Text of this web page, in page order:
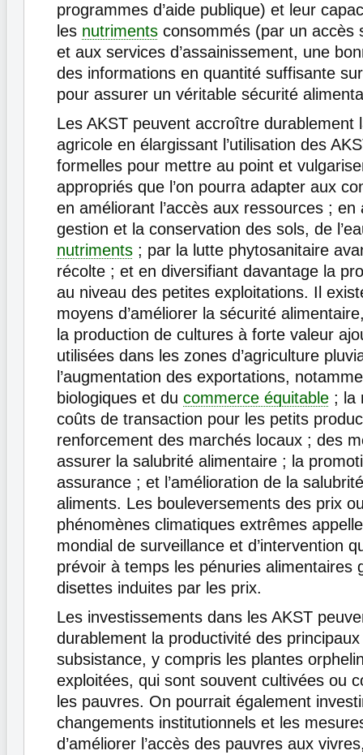
programmes d’aide publique) et leur
les nutriments consommés (par un accès
et aux services d’assainissement, une
des informations en quantité suffisante
pour assurer un véritable sécurité
Les AKST peuvent accroître durablement
agricole en élargissant l’utilisation des
formelles pour mettre au point et
appropriés que l’on pourra adapter aux
en améliorant l’accès aux ressources ; en
gestion et la conservation des sols, de
nutriments ; par la lutte phytosanitaire
récolte ; et en diversifiant davantage la
au niveau des petites exploitations. Il
moyens d’améliorer la sécurité
la production de cultures à forte valeur
utilisées dans les zones d’agriculture
l’augmentation des exportations,
biologiques et du commerce équitable ; la
coûts de transaction pour les petits
renforcement des marchés locaux ; des
assurer la salubrité alimentaire ; la
assurance ; et l’amélioration de la
aliments. Les bouleversements des prix
phénomènes climatiques extrêmes
mondial de surveillance et d’intervention
prévoir à temps les pénuries alimentaires
disettes induites par les prix.
Les investissements dans les AKST
durablement la productivité des
subsistance, y compris les plantes
exploitées, qui sont souvent cultivées ou
les pauvres. On pourrait également
changements institutionnels et les
d’améliorer l’accès des pauvres aux